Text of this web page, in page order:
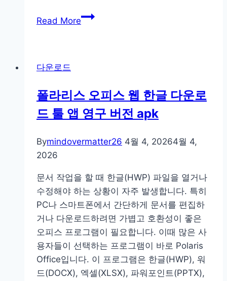
Read More구
운
로
사
다운로드
폴라리스 오피스 웹 한글 다운로
드 툴 앱 영구 버전 apk
Bymindovermatter26 4월 4, 20264월 4,
2026
문서 작업을 할 때 한글(HWP) 파일을 열거나
수정해야 하는 상황이 자주 발생합니다. 특히
PC나 스마트폰에서 간단하게 문서를 편집하
거나 다운로드하려면 가볍고 호환성이 좋은
오피스 프로그램이 필요합니다. 이때 많은 사
용자들이 선택하는 프로그램이 바로 Polaris
Office입니다. 이 프로그램은 한글(HWP), 워
드(DOCX), 엑셀(XLSX), 파워포인트(PPTX),